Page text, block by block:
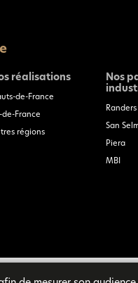
réalisations
de-France
de-France
régions
Nos
San
Piera
MBI